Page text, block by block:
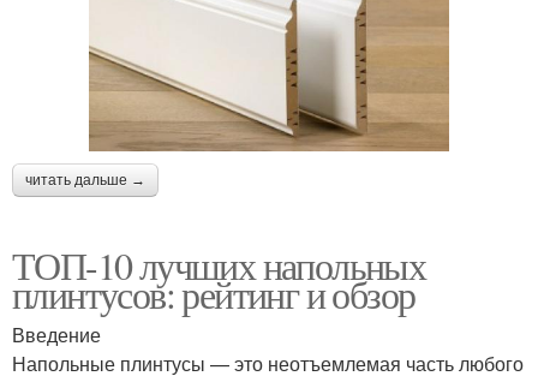
читать дальше →
ТОП-10 лучших напольных
плинтусов: рейтинг и обзор
Введение
Напольные плинтусы — это неотъемлемая часть любого